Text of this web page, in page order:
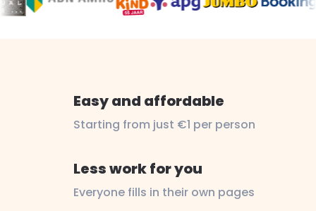
Easy and affordable
Starting from just €1 per person
Less work for you
Everyone fills in their own pages